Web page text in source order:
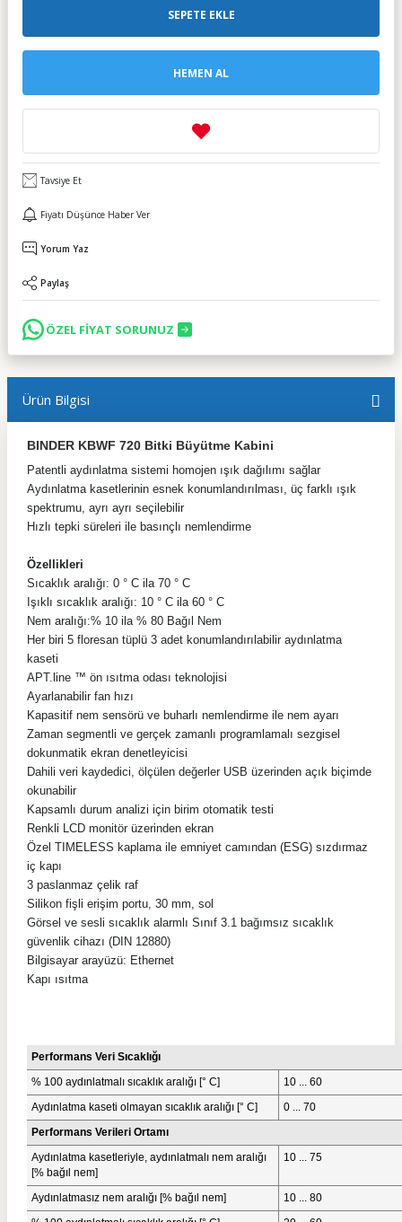
SEPETE EKLE
HEMEN AL
Tavsiye Et
Fiyatı Düşünce Haber Ver
Yorum Yaz
Paylaş
ÖZEL FİYAT SORUNUZ
Ürün Bilgisi
BINDER KBWF 720 Bitki Büyütme Kabini
Patentli aydınlatma sistemi homojen ışık dağılımı sağlar
Aydınlatma kasetlerinin esnek konumlandırılması, üç farklı ışık
spektrumu, ayrı ayrı seçilebilir
Hızlı tepki süreleri ile basınçlı nemlendirme
Özellikleri
Sıcaklık aralığı: 0 ° C ila 70 ° C
Işıklı sıcaklık aralığı: 10 ° C ila 60 ° C
Nem aralığı:% 10 ila % 80 Bağıl Nem
Her biri 5 floresan tüplü 3 adet konumlandırılabilir aydınlatma
kaseti
APT.line ™ ön ısıtma odası teknolojisi
Ayarlanabilir fan hızı
Kapasitif nem sensörü ve buharlı nemlendirme ile nem ayarı
Zaman segmentli ve gerçek zamanlı programlamalı sezgisel
dokunmatik ekran denetleyicisi
Dahili veri kaydedici, ölçülen değerler USB üzerinden açık biçimde
okunabilir
Kapsamlı durum analizi için birim otomatik testi
Renkli LCD monitör üzerinden ekran
Özel TIMELESS kaplama ile emniyet camından (ESG) sızdırmaz
iç kapı
3 paslanmaz çelik raf
Silikon fişli erişim portu, 30 mm, sol
Görsel ve sesli sıcaklık alarmlı Sınıf 3.1 bağımsız sıcaklık
güvenlik cihazı (DIN 12880)
Bilgisayar arayüzü: Ethernet
Kapı ısıtma
Performans Veri Sıcaklığı
% 100 aydınlatmalı sıcaklık aralığı [° C]
10 ... 60
Aydınlatma kaseti olmayan sıcaklık aralığı [° C]
0 ... 70
Performans Verileri Ortamı
Aydınlatma kasetleriyle, aydınlatmalı nem aralığı
[% bağıl nem]
10 ... 75
Aydınlatmasız nem aralığı [% bağıl nem]
10 ... 80